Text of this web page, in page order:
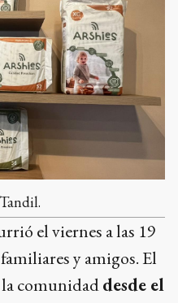
el viernes a las 19
y amigos. El
comunidaddesde el